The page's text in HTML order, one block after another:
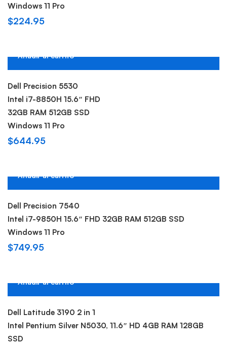
Windows 11 Pro
$224.95
Añadir al carrito
Dell Precision 5530
Intel i7-8850H 15.6″ FHD
32GB RAM 512GB SSD
Windows 11 Pro
$644.95
Añadir al carrito
Dell Precision 7540
Intel i7-9850H 15.6″ FHD 32GB RAM 512GB SSD
Windows 11 Pro
$749.95
Añadir al carrito
Dell Latitude 3190 2 in 1
Intel Pentium Silver N5030, 11.6″ HD 4GB RAM 128GB
SSD